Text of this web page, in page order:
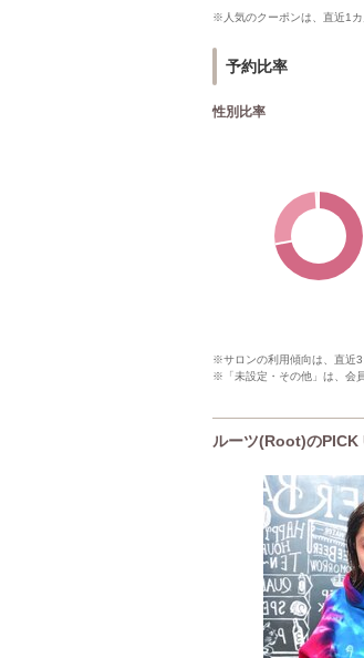
※人気のクーポンは、直近1カ
予約比率
性別比率
※サロンの利用傾向は、直近
※「未設定・その他」は、会
ルーツ(Root)のPICK